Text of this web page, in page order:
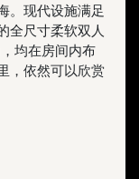
。现代设施满足
全尺寸柔软双人
均在房间内布
，依然可以欣赏